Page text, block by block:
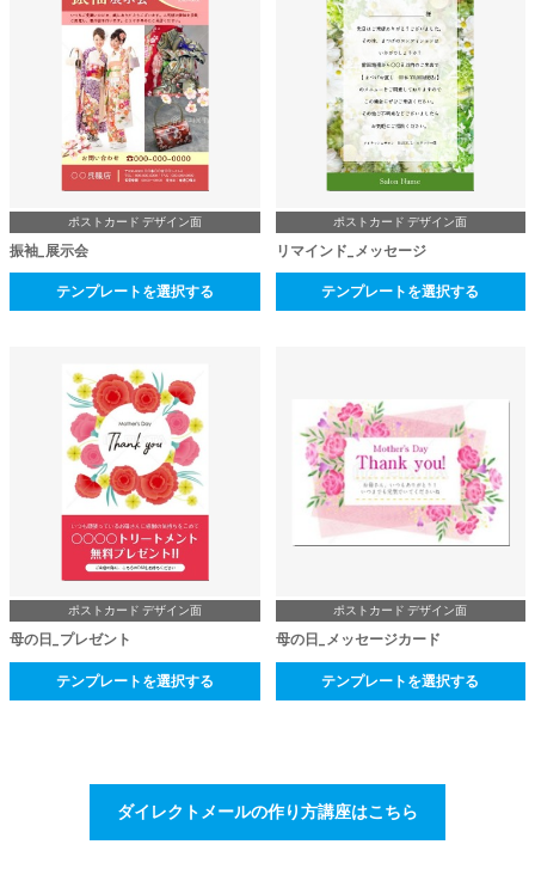
ポストカード デザイン面
振袖_展示会
テンプレートを選択する
ポストカード デザイン面
リマインド_メッセージ
テンプレートを選択する
ポストカード デザイン面
母の日_プレゼント
テンプレートを選択する
ポストカード デザイン面
母の日_メッセージカード
テンプレートを選択する
ダイレクトメールの作り方講座はこちら